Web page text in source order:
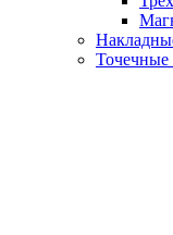
Точечные